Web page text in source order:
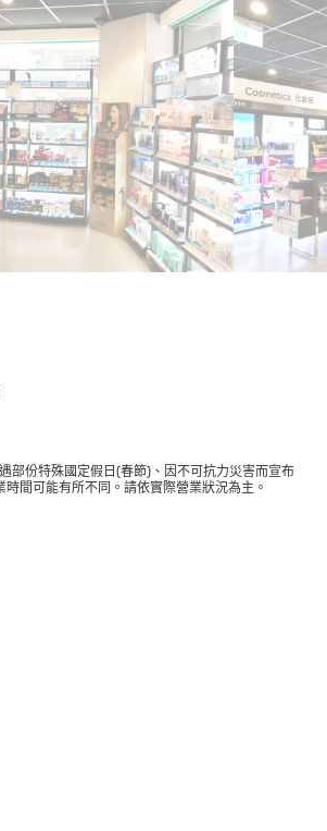
部份特殊國定假日(春節)、因不可抗力災害而宣布
間可能有所不同。請依實際營業狀況為主。